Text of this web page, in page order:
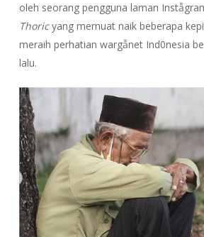
oleh seorang pengguna laman
Thoricyang memuat naik beberapa
meraih perhatian wargẫnet Ind0nesia
lalu.